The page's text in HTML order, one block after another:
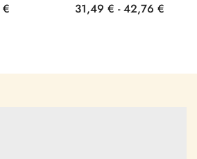
€ 31,49 € - 42,76 €